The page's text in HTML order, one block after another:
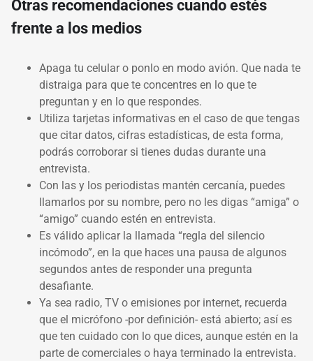
Otras recomendaciones cuando estés
frente a los medios
Apaga tu celular o ponlo en modo avión. Que nada te
distraiga para que te concentres en lo que te
preguntan y en lo que respondes.
Utiliza tarjetas informativas en el caso de que tengas
que citar datos, cifras estadísticas, de esta forma,
podrás corroborar si tienes dudas durante una
entrevista.
Con las y los periodistas mantén cercanía, puedes
llamarlos por su nombre, pero no les digas “amiga” o
“amigo” cuando estén en entrevista.
Es válido aplicar la llamada “regla del silencio
incómodo”, en la que haces una pausa de algunos
segundos antes de responder una pregunta
desafiante.
Ya sea radio, TV o emisiones por internet, recuerda
que el micrófono -por definición- está abierto; así es
que ten cuidado con lo que dices, aunque estén en la
parte de comerciales o haya terminado la entrevista.